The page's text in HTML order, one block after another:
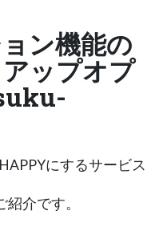
ン機能の
ップオプ
にするサービス
介です。